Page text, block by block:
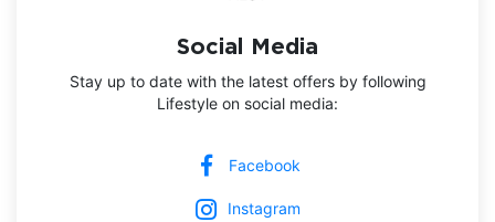
Social Media
Stay up to date with the latest offers by following
Lifestyle on social media:
Facebook
Instagram